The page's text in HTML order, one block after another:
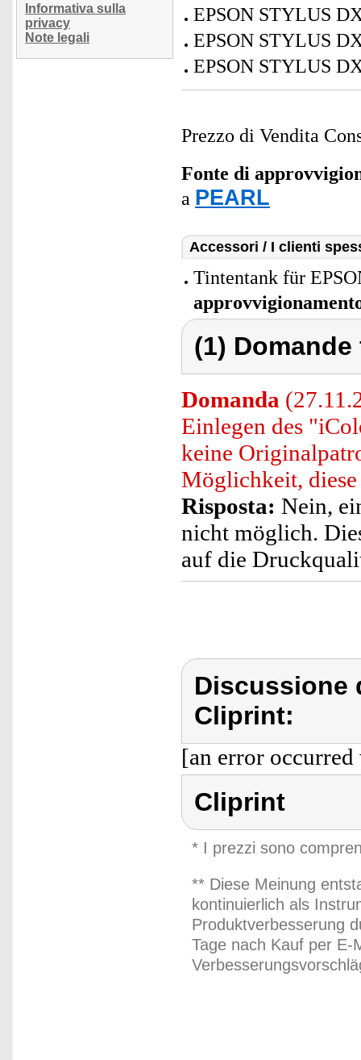
Informativa sulla
privacy
Note legali
EPSON STYLUS
EPSON STYLUS
EPSON STYLUS
Prezzo di Vendita
Fonte di
a PEARL
Accessori / I clienti
Tintentank für
(1)
Domanda
Einlegen des
keine
Möglichkeit,
Risposta: Nein,
nicht möglich.
auf die
Discussione
Cliprint:
[an error
Cliprint
* I prezzi sono
** Diese Meinung
kontinuierlich als
Produktverbesserung
Tage nach Kauf per E-